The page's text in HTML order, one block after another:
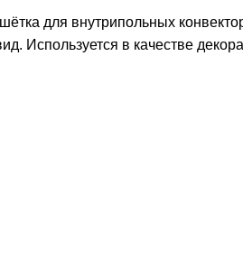
для внутрипольных
Используется в качестве